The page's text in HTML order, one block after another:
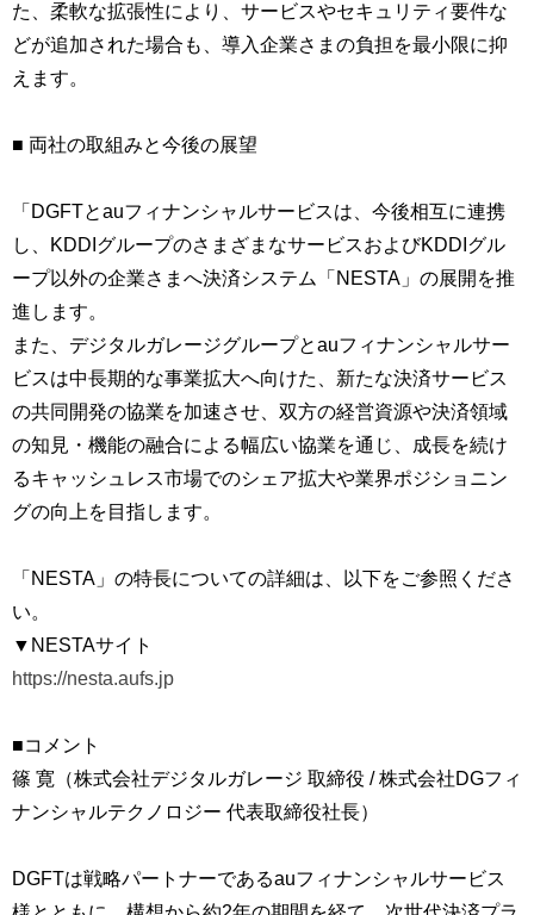
た、柔軟な拡張性により、サービスやセキュリティ要件な
どが追加された場合も、導入企業さまの負担を最小限に抑
えます。
■ 両社の取組みと今後の展望
「DGFTとauフィナンシャルサービスは、今後相互に連携
し、KDDIグループのさまざまなサービスおよびKDDIグル
ープ以外の企業さまへ決済システム「NESTA」の展開を推
進します。
また、デジタルガレージグループとauフィナンシャルサー
ビスは中長期的な事業拡大へ向けた、新たな決済サービス
の共同開発の協業を加速させ、双方の経営資源や決済領域
の知見・機能の融合による幅広い協業を通じ、成長を続け
るキャッシュレス市場でのシェア拡大や業界ポジショニン
グの向上を目指します。
「NESTA」の特長についての詳細は、以下をご参照くださ
い。
▼NESTAサイト
https://nesta.aufs.jp
■コメント
篠 寛（株式会社デジタルガレージ 取締役 / 株式会社DGフィ
ナンシャルテクノロジー 代表取締役社長）
DGFTは戦略パートナーであるauフィナンシャルサービス